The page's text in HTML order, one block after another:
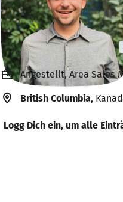
Blake McIntosh
Angestellt, Area Sales
British Columbia,
Logg Dich ein, um alle